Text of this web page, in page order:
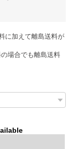
に加えて離島送料が
場合でも離島送料